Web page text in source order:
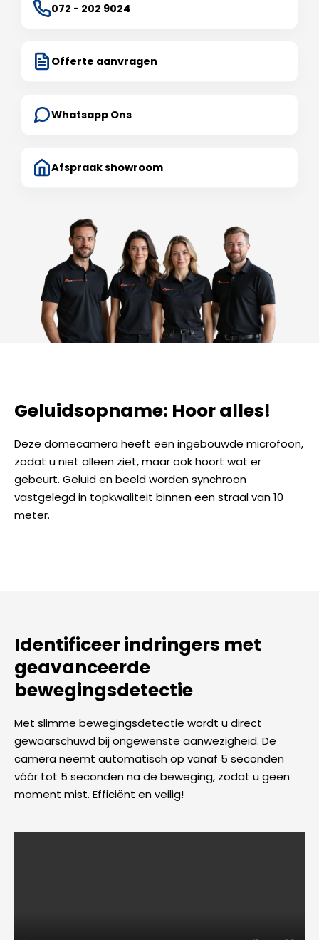
072 - 202 9024
Offerte aanvragen
Whatsapp Ons
Afspraak showroom
Geluidsopname: Hoor alles!
Deze domecamera heeft een ingebouwde microfoon,
zodat u niet alleen ziet, maar ook hoort wat er
gebeurt. Geluid en beeld worden synchroon
vastgelegd in topkwaliteit binnen een straal van 10
meter.
Identificeer indringers met
geavanceerde
bewegingsdetectie
Met slimme bewegingsdetectie wordt u direct
gewaarschuwd bij ongewenste aanwezigheid. De
camera neemt automatisch op vanaf 5 seconden
vóór tot 5 seconden na de beweging, zodat u geen
moment mist. Efficiënt en veilig!